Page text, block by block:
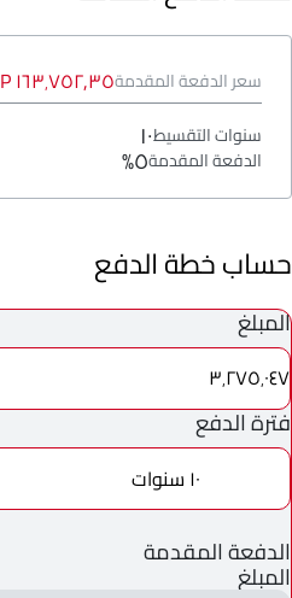
سعر الدفعة المقدمة١٦٣٬٧٥٢٫٣٥ EGP
سنوات التقسيط١٠
الدفعة المقدمة٥%
حساب خطة الدفع
المبلغ
٣٬٢٧٥٬٠٤٧
فترة الدفع
١٠ سنوات
الدفعة المقدمة
المبلغ